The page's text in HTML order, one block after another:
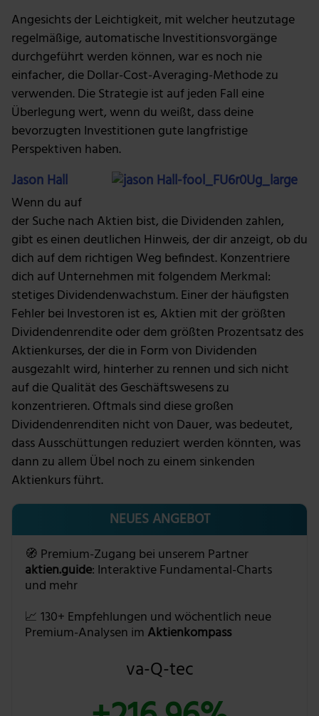
Angesichts der Leichtigkeit, mit welcher heutzutage
regelmäßige, automatische Investitionsvorgänge
durchgeführt werden können, war es noch nie
einfacher, die Dollar-Cost-Averaging-Methode zu
verwenden. Die Strategie ist auf jeden Fall eine
Überlegung wert, wenn du weißt, dass deine
bevorzugten Investitionen gute langfristige
Perspektiven haben.
Jason Hall
Wenn du auf
der Suche nach Aktien bist, die Dividenden zahlen,
gibt es einen deutlichen Hinweis, der dir anzeigt, ob du
dich auf dem richtigen Weg befindest. Konzentriere
dich auf Unternehmen mit folgendem Merkmal:
stetiges Dividendenwachstum. Einer der häufigsten
Fehler bei Investoren ist es, Aktien mit der größten
Dividendenrendite oder dem größten Prozentsatz des
Aktienkurses, der die in Form von Dividenden
ausgezahlt wird, hinterher zu rennen und sich nicht
auf die Qualität des Geschäftswesens zu
konzentrieren. Oftmals sind diese großen
Dividendenrenditen nicht von Dauer, was bedeutet,
dass Ausschüttungen reduziert werden könnten, was
dann zu allem Übel noch zu einem sinkenden
Aktienkurs führt.
NEUES ANGEBOT
🧭 Premium-Zugang bei unserem Partner
aktien.guide: Interaktive Fundamental-Charts
und mehr
📈 130+ Empfehlungen und wöchentlich neue
Premium-Analysen im Aktienkompass
va-Q-tec